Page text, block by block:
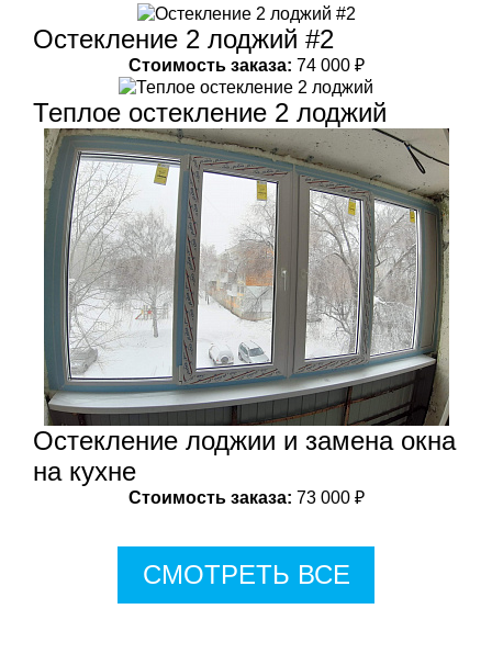
Остекление 2 лоджий #2
Стоимость заказа: 74 000 ₽
Теплое остекление 2 лоджий
Остекление лоджии и замена окна
на кухне
Стоимость заказа: 73 000 ₽
СМОТРЕТЬ ВСЕ